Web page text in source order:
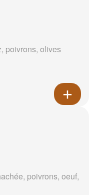
poivrons, olives
poivrons, oeuf,